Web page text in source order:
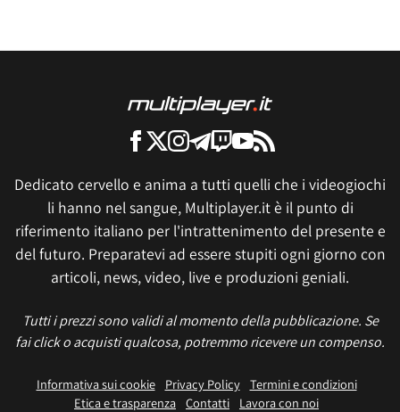
Dedicato cervello e anima a tutti quelli che i videogiochi
li hanno nel sangue, Multiplayer.it è il punto di
riferimento italiano per l'intrattenimento del presente e
del futuro. Preparatevi ad essere stupiti ogni giorno con
articoli, news, video, live e produzioni geniali.
Tutti i prezzi sono validi al momento della pubblicazione. Se
fai click o acquisti qualcosa, potremmo ricevere un compenso.
Informativa sui cookie Privacy Policy
Termini e condizioni
Etica e trasparenza Contatti Lavora con noi